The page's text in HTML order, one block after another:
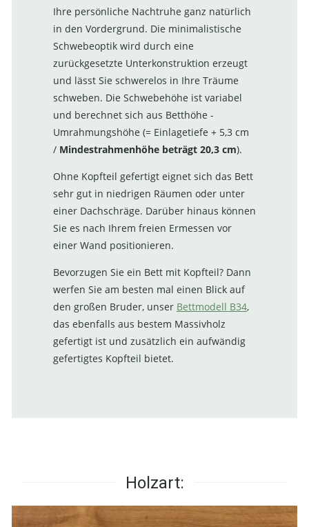
Ihre persönliche Nachtruhe ganz natürlich
in den Vordergrund. Die minimalistische
Schwebeoptik wird durch eine
zurückgesetzte Unterkonstruktion erzeugt
und lässt Sie schwerelos in Ihre Träume
schweben. Die Schwebehöhe ist variabel
und berechnet sich aus Betthöhe -
Umrahmungshöhe (= Einlagetiefe + 5,3 cm
/ Mindestrahmenhöhe beträgt 20,3 cm).
Ohne Kopfteil gefertigt eignet sich das Bett
sehr gut in niedrigen Räumen oder unter
einer Dachschräge. Darüber hinaus können
Sie es nach Ihrem freien Ermessen vor
einer Wand positionieren.
Bevorzugen Sie ein Bett mit Kopfteil? Dann
werfen Sie am besten mal einen Blick auf
den großen Bruder, unser Bettmodell B34,
das ebenfalls aus bestem Massivholz
gefertigt ist und zusätzlich ein aufwändig
gefertigtes Kopfteil bietet.
Holzart: